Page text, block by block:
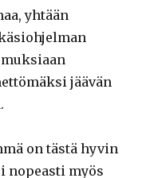
yhtään
jäävän
on tästä hyvin
nopeasti myös